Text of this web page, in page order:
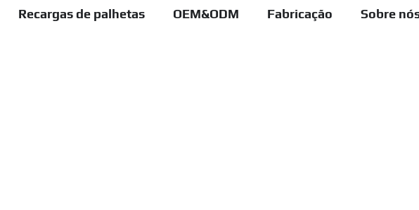
Recargas de palhetas OEM&ODM Fabricação Sobre